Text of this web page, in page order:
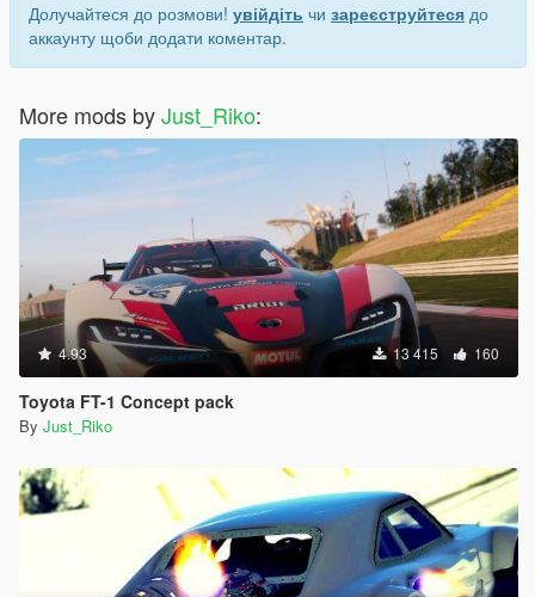
Долучайтеся до розмови! увійдіть чи зареєструйтеся до
аккаунту щоби додати коментар.
More mods byJust_Riko:
4.93 13 415 160
Toyota FT-1 Concept pack
By Just_Riko